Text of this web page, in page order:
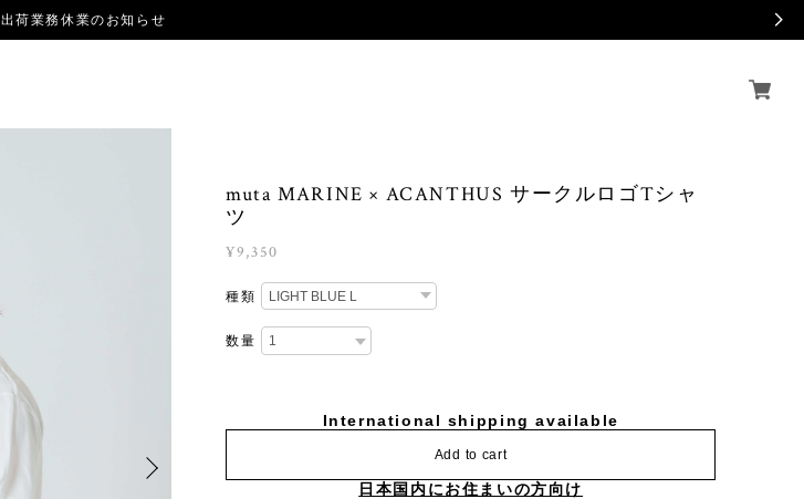
出荷業務休業のお知らせ
muta MARINE × ACANTHUS サークルロゴTシャ
ツ
¥9,350
種類
数量
International shipping available
Add to cart
日本国内にお住まいの方向け